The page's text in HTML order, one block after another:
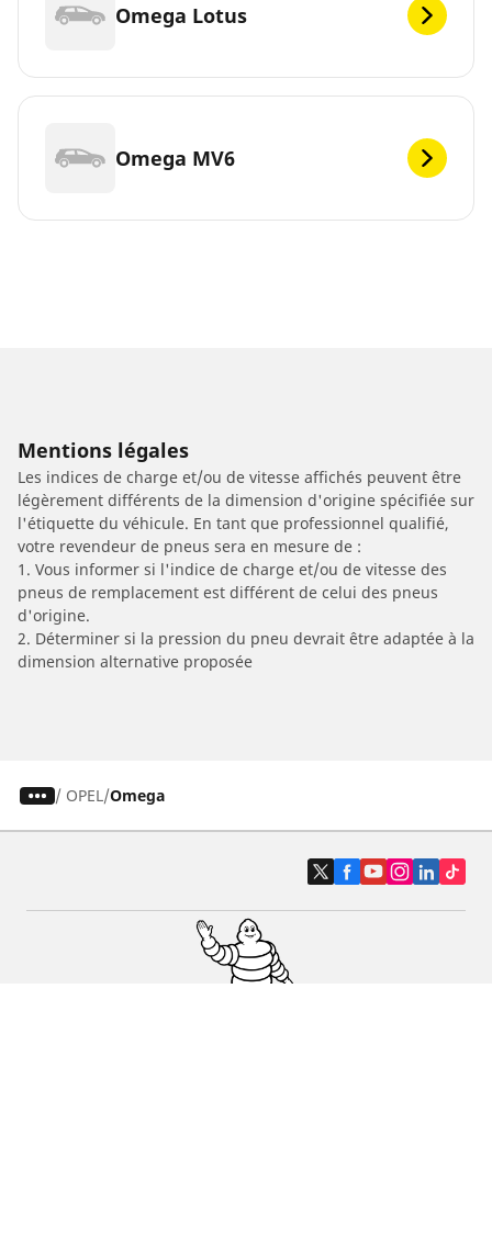
Omega Lotus
Omega MV6
Mentions légales
Les indices de charge et/ou de vitesse affichés peuvent être
légèrement différents de la dimension d'origine spécifiée sur
l'étiquette du véhicule. En tant que professionnel qualifié,
votre revendeur de pneus sera en mesure de :
1. Vous informer si l'indice de charge et/ou de vitesse des
pneus de remplacement est différent de celui des pneus
d'origine.
2. Déterminer si la pression du pneu devrait être adaptée à la
dimension alternative proposée
/ OPEL Omega